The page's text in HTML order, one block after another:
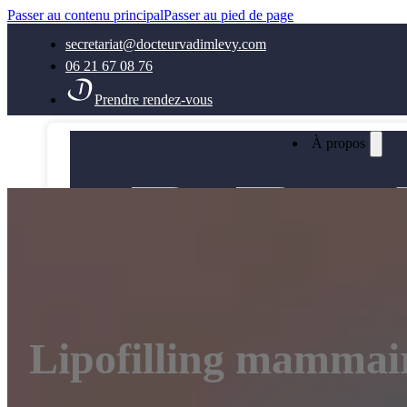
Passer au contenu principalPasser au pied de page
secretariat@docteurvadimlevy.com
06 21 67 08 76
Prendre rendez-vous
À propos
Lipofilling